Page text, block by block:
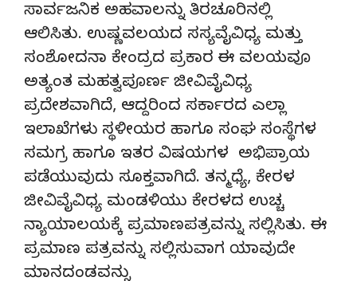
ಸಾರ್ವಜನಿಕ ಅಹವಾಲನ್ನು ತಿರಚೂರಿನಲ್ಲಿ
ಆಲಿಸಿತು. ಉಷ್ಣವಲಯದ ಸಸ್ಯವೈವಿಧ್ಯ ಮತ್ತು
ಸಂಶೋದನಾ ಕೇಂದ್ರದ ಪ್ರಕಾರ ಈ ವಲಯವೂ
ಅತ್ಯಂತ ಮಹತ್ವಪೂರ್ಣ ಜೀವಿವೈವಿಧ್ಯ
ಪ್ರದೇಶವಾಗಿದೆ, ಆದ್ದರಿಂದ ಸರ್ಕಾರದ ಎಲ್ಲಾ
ಇಲಾಖೆಗಳು ಸ್ಥಳೀಯರ ಹಾಗೂ ಸಂಘ ಸಂಸ್ಥೆಗಳ
ಸಮಗ್ರ ಹಾಗೂ ಇತರ ವಿಷಯಗಳ ಅಭಿಪ್ರಾಯ
ಪಡೆಯುವುದು ಸೂಕ್ತವಾಗಿದೆ. ತನ್ಮಧ್ಯೆ, ಕೇರಳ
ಜೀವಿವೈವಿಧ್ಯ ಮಂಡಳಿಯು ಕೇರಳದ ಉಚ್ಚ
ನ್ಯಾಯಾಲಯಕ್ಕೆ ಪ್ರಮಾಣಪತ್ರವನ್ನು ಸಲ್ಲಿಸಿತು. ಈ
ಪ್ರಮಾಣ ಪತ್ರವನ್ನು ಸಲ್ಲಿಸುವಾಗ ಯಾವುದೇ
ಮಾನದಂಡವನ್ನು